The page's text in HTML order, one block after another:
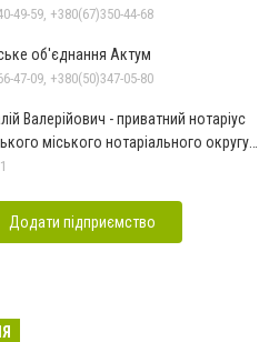
49-59, +380(67)350-44-68
об'єднання Актум
47-09, +380(50)347-05-80
Валерійович - приватний нотаріус
міського нотаріального округу
Додати підприємство